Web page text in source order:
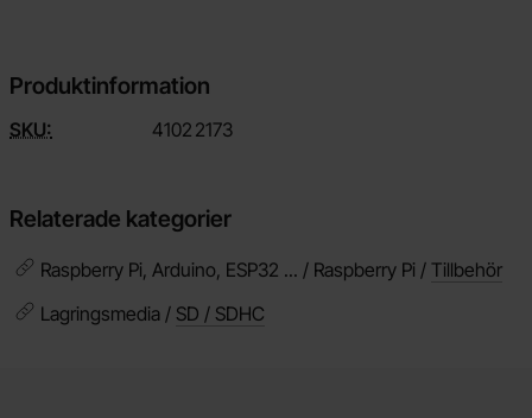
Produktinformation
SKU: 4102 2173
Relaterade kategorier
Raspberry Pi, Arduino, ESP32 ... / Raspberry Pi / Tillbehör
Lagringsmedia / SD / SDHC